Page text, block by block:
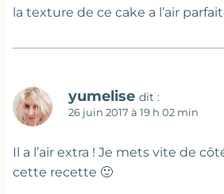
la texture de ce cake a l’air
yumelise dit :
26 juin 2017 à 19 h 02 min
Il a l’air extra ! Je mets vite de
cette recette 🙂